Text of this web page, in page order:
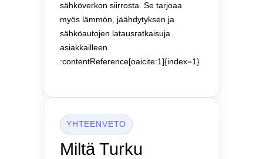
sähköverkon siirrosta. Se tarjoaa
myös lämmön, jäähdytyksen ja
sähköautojen latausratkaisuja
asiakkailleen.
:contentReference[oaicite:1]{index=1}
YHTEENVETO
Miltä Turku